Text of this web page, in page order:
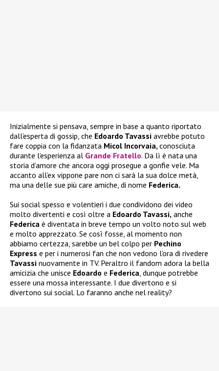
Inizialmente si pensava, sempre in base a quanto riportato
dall’esperta di gossip, che Edoardo Tavassi avrebbe potuto
fare coppia con la fidanzata Micol Incorvaia, conosciuta
durante l’esperienza al Grande Fratello. Da lì è nata una
storia d’amore che ancora oggi prosegue a gonfie vele. Ma
accanto all’ex vippone pare non ci sarà la sua dolce metà,
ma una delle sue più care amiche, di nome Federica.
Sui social spesso e volentieri i due condividono dei video
molto divertenti e così oltre a Edoardo Tavassi, anche
Federica è diventata in breve tempo un volto noto sul web
e molto apprezzato. Se così fosse, al momento non
abbiamo certezza, sarebbe un bel colpo per Pechino
Express e per i numerosi fan che non vedono l’ora di rivedere
Tavassi nuovamente in TV. Peraltro il fandom adora la bella
amicizia che unisce Edoardo e Federica , dunque potrebbe
essere una mossa interessante. I due divertono e si
divertono sui social. Lo faranno anche nel reality?